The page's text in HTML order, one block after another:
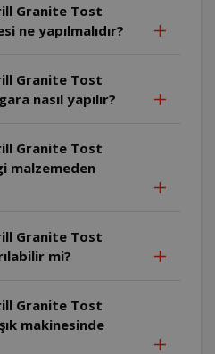
Granite Tost
ne yapılmalıdır?
Granite Tost
nasıl yapılır?
Granite Tost
malzemeden
Granite Tost
mi?
Granite Tost
makinesinde